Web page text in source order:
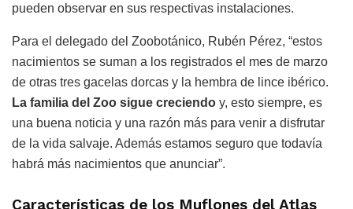
pueden observar en sus respectivas instalaciones.
Para el delegado del Zoobotánico, Rubén Pérez, “estos
nacimientos se suman a los registrados el mes de marzo
de otras tres gacelas dorcas y la hembra de lince ibérico.
La familia del Zoo sigue creciendo y, esto siempre, es
una buena noticia y una razón más para venir a disfrutar
de la vida salvaje. Además estamos seguro que todavía
habrá más nacimientos que anunciar”.
Características de los Muflones del Atlas